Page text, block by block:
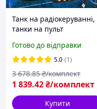
Танк на радіокеруванні,
танки на пульт
на рі 3в1 Танк на
радіокеруваннімашинка
ракетницявертоліт
бойовий
Готово до відправки
5.0 (1)
1 839.42₴/комплект
3 678.85 ₴/комплект
Купити